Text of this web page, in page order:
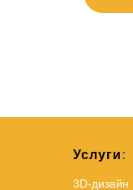
Услуги:
3D-